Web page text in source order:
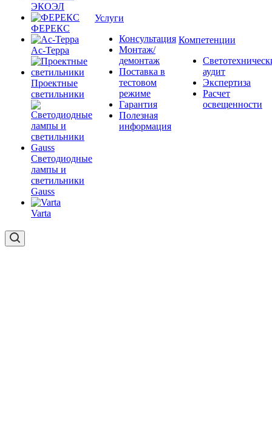
ЭКОЭЛ
ФЕРЕКС
Ас-Терра
Проектные
светильники
Светодиодные
лампы и
светильники
Gauss
Varta
Услуги
Консультация
Монтаж/
демонтаж
Поставка в
тестовом
режиме
Гарантия
Полезная
информация
Компетенции
аудит
Экспертиза
Расчет
освещенности